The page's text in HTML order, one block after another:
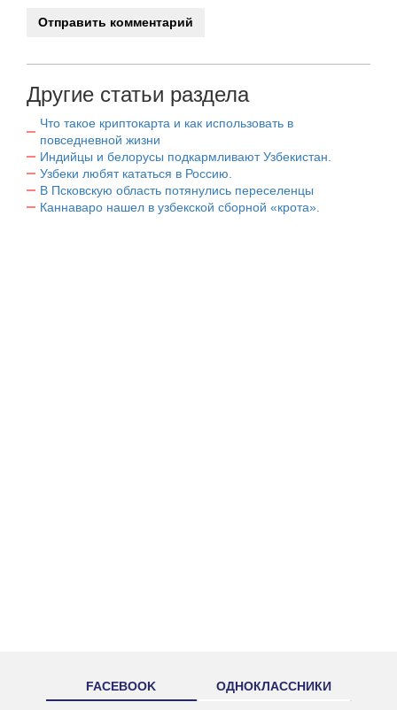
Другие статьи раздела
Что такое криптокарта и как использовать в
повседневной жизни
Индийцы и белорусы подкармливают Узбекистан.
Узбеки любят кататься в Россию.
В Псковскую область потянулись переселенцы
Каннаваро нашел в узбекской сборной «крота».
FACEBOOK ОДНОКЛАССНИКИ